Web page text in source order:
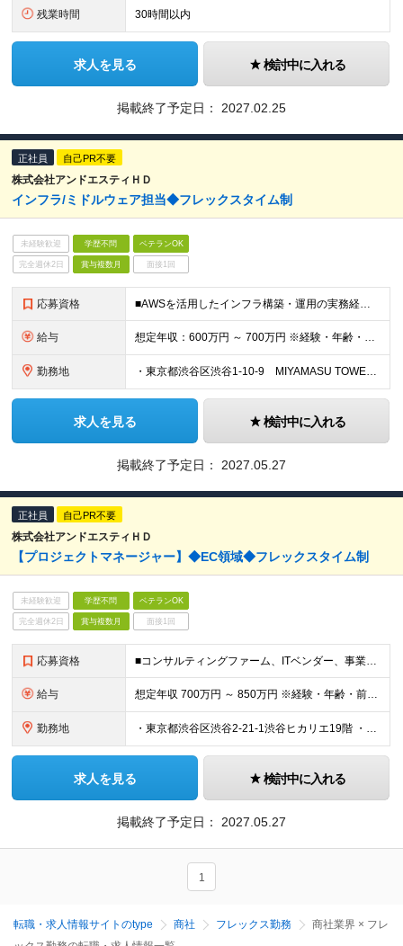
残業時間 30時間以内
求人を見る 検討中に入れる
掲載終了予定日： 2027.02.25
正社員 自己PR不要
株式会社アンドエスティＨＤ
インフラ/ミドルウェア担当◆フレックスタイム制
未経験歓迎 学歴不問 ベテランOK
完全週休2日 賞与複数月 面接1回
応募資格 ■AWSを活用したインフラ構築・運用の実務経験（3年以上） ■SIerやパートナーベンダー、オフショアチームなどをコントロールし、 プロジェクトを推進した経験（PM/PL経験） ■以下いずれかのミド
給与 想定年収：600万円 ～ 700万円 ※経験・年齢・前給を考慮の上決定します ※試用期間3ヶ月（給与や諸待遇は変わりません）
勤務地 ・東京都渋谷区渋谷1-10-9 MIYAMASU TOWER ※変更の範囲：上記を除く当社関連勤務地
求人を見る 検討中に入れる
掲載終了予定日： 2027.05.27
正社員 自己PR不要
株式会社アンドエスティＨＤ
【プロジェクトマネージャー】◆EC領域◆フレックスタイム制
未経験歓迎 学歴不問 ベテランOK
完全週休2日 賞与複数月 面接1回
応募資格 ■コンサルティングファーム、ITベンダー、事業会社いずれかの⽴場で、 ECシステムの導⼊・開発を経験していること ■導入したECシステムの運用・保守業務を経験していること ■要件定義、基本設計、詳細
給与 想定年収 700万円 ～ 850万円 ※経験・年齢・前給を考慮の上決定します ※試用期間3ヶ月（給与や諸待遇は変わりません）
勤務地 ・東京都渋谷区渋谷2-21-1渋谷ヒカリエ19階 ・東京都渋谷区渋谷1-10-9 MIYAMASU TOWER ※変更の範囲：上記を除く当社関連勤務地
求人を見る 検討中に入れる
掲載終了予定日： 2027.05.27
1
転職・求人情報サイトのtype 商社 フレックス勤務
商社業界 × フレ